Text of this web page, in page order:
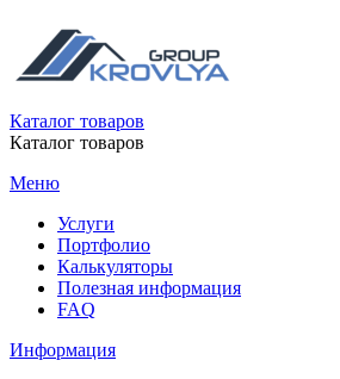
Каталог товаров
Каталог товаров
Меню
Услуги
Портфолио
Калькуляторы
Полезная информация
FAQ
Информация